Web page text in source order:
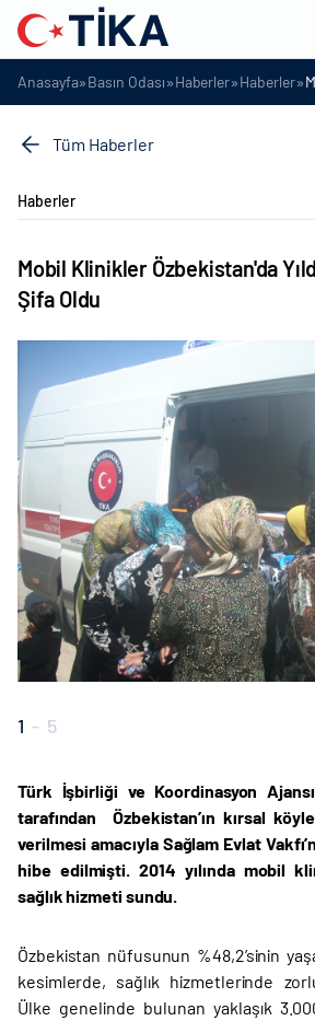
Anasayfa»Basın Odası»Haberler»Haberler»
Tüm Haberler
Haberler
Mobil Klinikler Özbekistan'da
Şifa Oldu
1 - 5
Türk İşbirliği ve Koordinasyon
tarafından Özbekistan’ın kırsal
verilmesi amacıyla Sağlam Evlat
hibe edilmişti. 2014 yılında mobil
sağlık hizmeti sundu.
Özbekistan nüfusunun %48,2’sinin
kesimlerde, sağlık hizmetlerinde
Ülke genelinde bulunan yaklaşık